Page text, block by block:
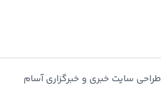
طراحی سایت خبری و خبرگزاری آسام